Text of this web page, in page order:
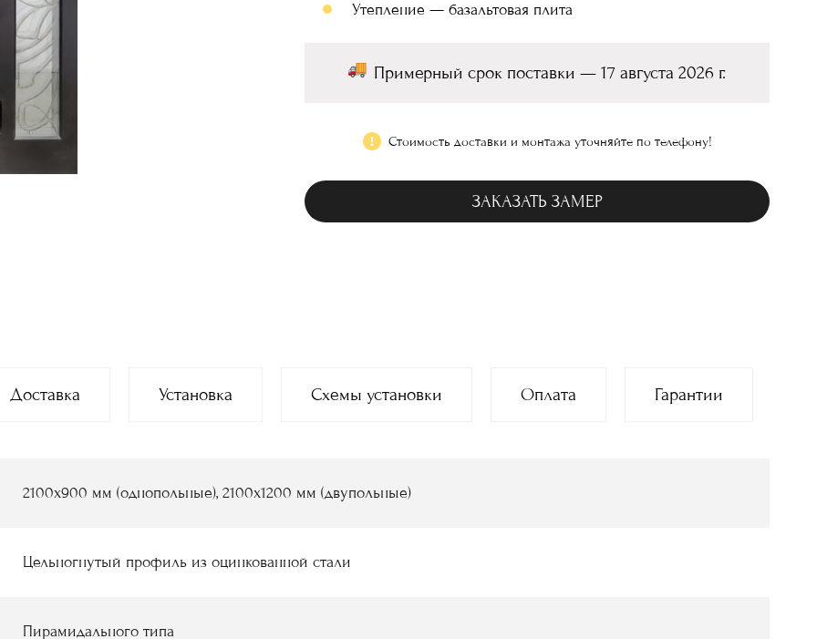
Утепление — базальтовая плита
Примерный срок поставки — 17 августа 2026 г.
Стоимость доставки и монтажа уточняйте по телефону!
ЗАКАЗАТЬ ЗАМЕР
Доставка Установка Схемы установки Оплата Гарантии
2100х900 мм (однопольные), 2100х1200 мм (двупольные)
Цельногнутый профиль из оцинкованной стали
Пирамидального типа